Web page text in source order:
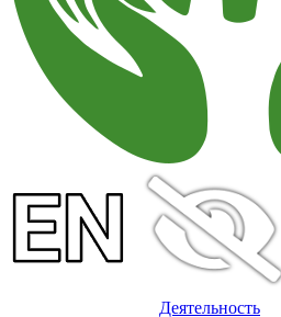
Деятельность